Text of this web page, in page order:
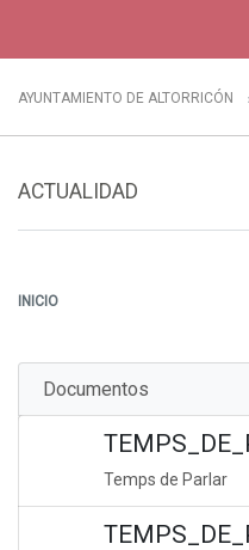
AYUNTAMIENTO DE ALTORRICÓN
ACTUALIDAD
INICIO
Documentos
Temps de Parlar